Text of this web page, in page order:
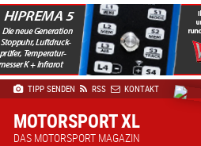
TIPP SENDEN RSS KONTAKT
MOTORSPORT XL
DAS MOTORSPORT MAGAZIN